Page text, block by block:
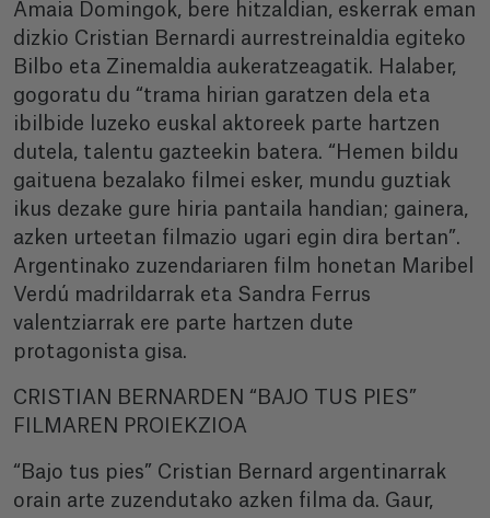
Amaia Domingok, bere hitzaldian, eskerrak eman
dizkio Cristian Bernardi aurrestreinaldia egiteko
Bilbo eta Zinemaldia aukeratzeagatik. Halaber,
gogoratu du “trama hirian garatzen dela eta
ibilbide luzeko euskal aktoreek parte hartzen
dutela, talentu gazteekin batera. “Hemen bildu
gaituena bezalako filmei esker, mundu guztiak
ikus dezake gure hiria pantaila handian; gainera,
azken urteetan filmazio ugari egin dira bertan”.
Argentinako zuzendariaren film honetan Maribel
Verdú madrildarrak eta Sandra Ferrus
valentziarrak ere parte hartzen dute
protagonista gisa.
CRISTIAN BERNARDEN “BAJO TUS PIES”
FILMAREN PROIEKZIOA
“Bajo tus pies” Cristian Bernard argentinarrak
orain arte zuzendutako azken filma da. Gaur,